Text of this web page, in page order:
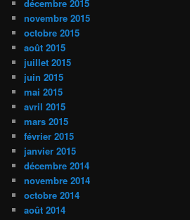
décembre 2015
novembre 2015
octobre 2015
août 2015
juillet 2015
juin 2015
mai 2015
avril 2015
mars 2015
février 2015
janvier 2015
décembre 2014
novembre 2014
octobre 2014
août 2014